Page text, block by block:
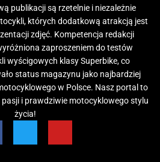
publikacji są rzetelnie i niezależnie
których dodatkową atrakcją jest
zdjęć. Kompetencja redakcji
zaproszeniem do testów
wyścigowych klasy Superbike, co
status magazynu jako najbardziej
w Polsce. Nasz portal to
i prawdziwie motocyklowego stylu
życia!